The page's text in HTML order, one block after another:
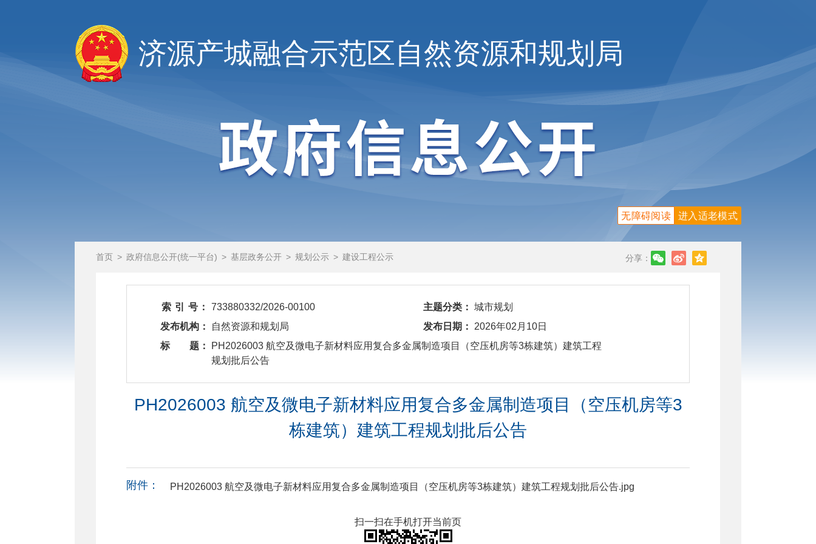
济源产城融合示范区自然资源和规划局
进入适老模式
无障碍阅读
首页 > 政府信息公开(统一平台) > 基层政务公开 > 规划公示 > 建设工程公示 分享：
索 引 号： 733880332/2026-00100 主题分类：
城市规划
发布机构：
自然资源和规划局 发布日期：
2026年02月10日
标 题：
​ PH2026003 航空及微电子新材料应用复合多金属制造项目（空压机房等3栋建筑）建筑工程
规划批后公告
PH2026003 航空及微电子新材料应用复合多金属制造项目（空压机房等3
栋建筑）建筑工程规划批后公告
附件： PH2026003 航空及微电子新材料应用复合多金属制造项目（空压机房等3栋建筑）建筑工程规划批后公告.jpg
扫一扫在手机打开当前页